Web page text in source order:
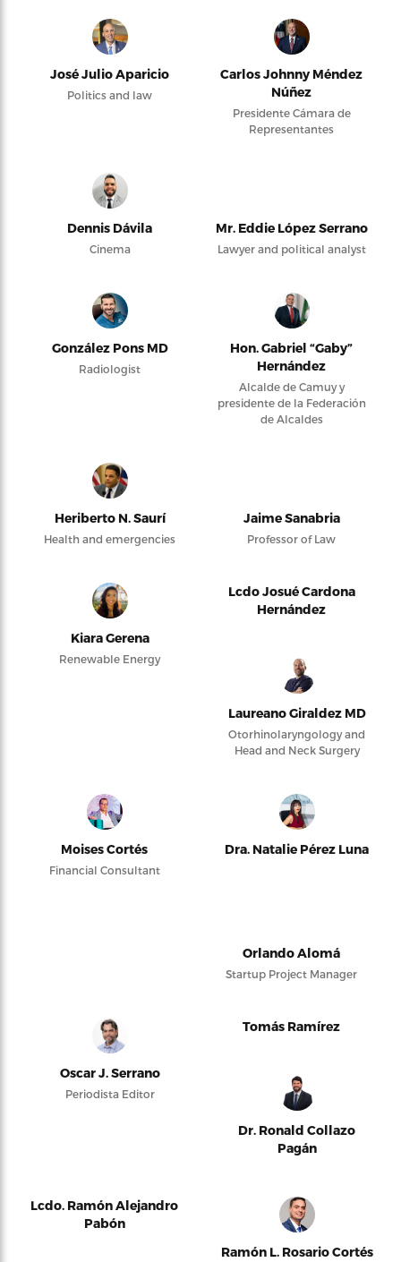
José Julio Aparicio
Politics and law
Carlos Johnny Méndez
Núñez
Presidente Cámara de
Representantes
Dennis Dávila
Cinema
Mr. Eddie López Serrano
Lawyer and political analyst
González Pons MD
Radiologist
Hon. Gabriel “Gaby”
Hernández
Alcalde de Camuy y
presidente de la Federación
de Alcaldes
Heriberto N. Saurí
Health and emergencies
Jaime Sanabria
Professor of Law
Kiara Gerena
Renewable Energy
Lcdo Josué Cardona
Hernández
Laureano Giraldez MD
Otorhinolaryngology and
Head and Neck Surgery
Moises Cortés
Financial Consultant
Dra. Natalie Pérez Luna
Orlando Alomá
Startup Project Manager
Oscar J. Serrano
Periodista Editor
Tomás Ramírez
Dr. Ronald Collazo
Pagán
Lcdo. Ramón Alejandro
Pabón
Ramón L. Rosario Cortés